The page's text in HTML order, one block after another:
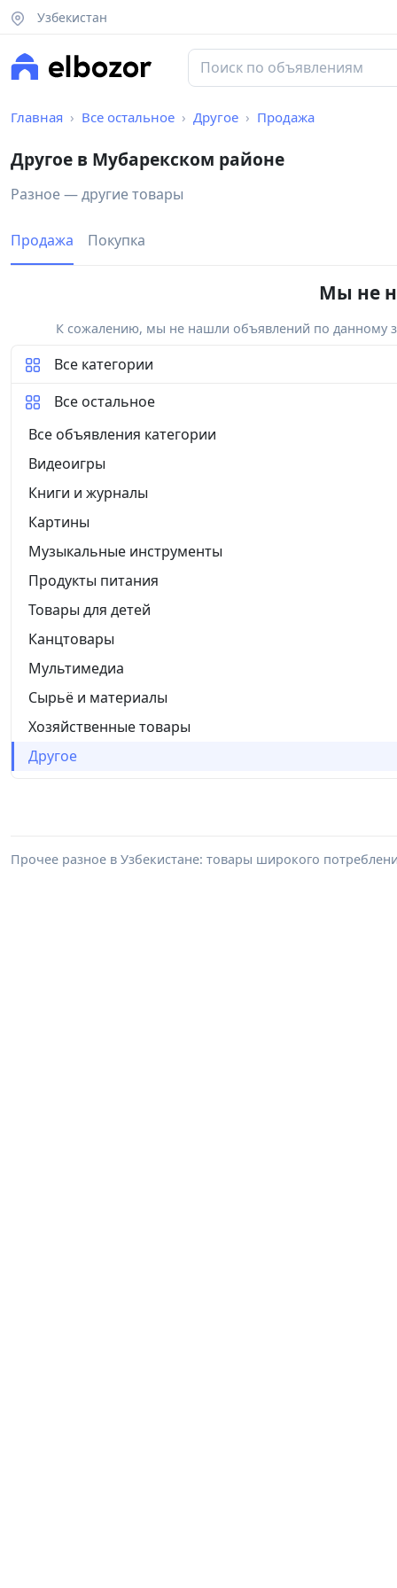
Узбекистан
Главная Все остальное Другое Продажа
Другое в Мубарекском районе
Разное — другие товары
Продажа Покупка
Мы не
К сожалению, мы не нашли объявлений по данному
Все категории
Все остальное
Все объявления категории
Видеоигры
Книги и журналы
Картины
Музыкальные инструменты
Продукты питания
Товары для детей
Канцтовары
Мультимедиа
Сырьё и материалы
Хозяйственные товары
Другое
Прочее разное в Узбекистане: товары широкого